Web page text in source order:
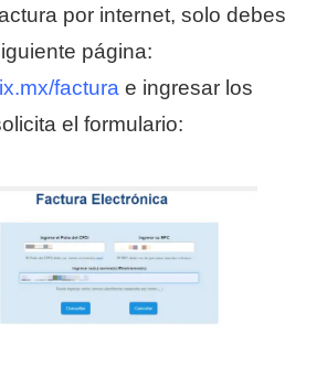
por internet, solo debes
página:
factura e ingresar los
el formulario: